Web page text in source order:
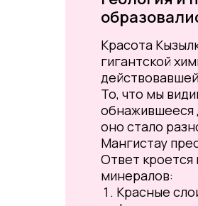
Красота
гигантской
То, что мы
обнажившееся
оно стало
Мангистау
Ответ кроется
минералов:
Красные